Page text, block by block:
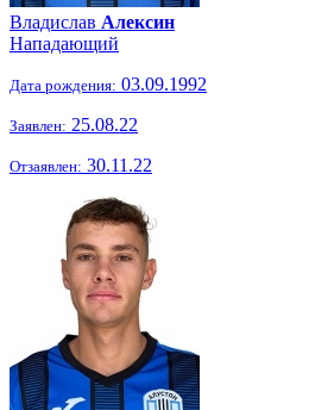
Владислав Алексин
Нападающий
Дата рождения: 03.09.1992
Заявлен: 25.08.22
Отзаявлен: 30.11.22